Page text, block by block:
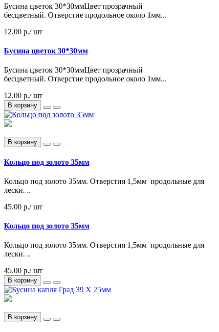
Бусина цветок 30*30ммЦвет прозрачный
бесцветный. Отверстие продольное около 1мм...
12.00 р./ шт
Бусина цветок 30*30мм
Бусина цветок 30*30ммЦвет прозрачный
бесцветный. Отверстие продольное около 1мм...
12.00 р./ шт
В корзину
В корзину
Кольцо под золото 35мм
Кольцо под золото 35мм. Отверстия 1,5мм продольные для
лески. ..
45.00 р./ шт
Кольцо под золото 35мм
Кольцо под золото 35мм. Отверстия 1,5мм продольные для
лески. ..
45.00 р./ шт
В корзину
В корзину